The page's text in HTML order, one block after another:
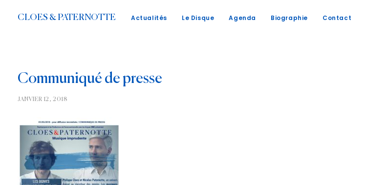
CLOES & PATERNOTTE Actualités Le Disque Agenda Biographie Contact
Communiqué de presse
JANVIER 12, 2018